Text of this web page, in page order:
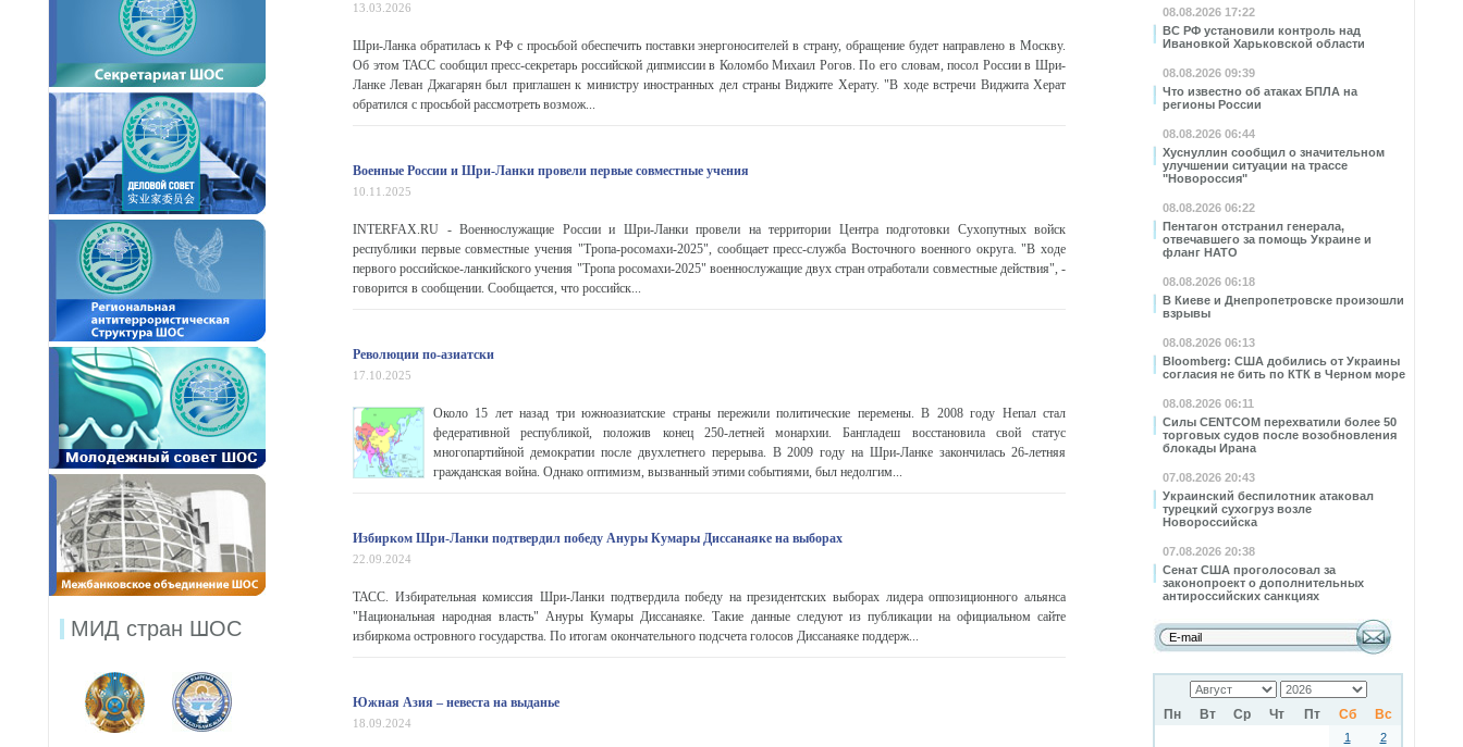
08.08.2026 17:22
ВС РФ установили контроль над
Ивановкой Харьковской области
08.08.2026 09:39
Что известно об атаках БПЛА на
регионы России
08.08.2026 06:44
Хуснуллин сообщил о значительном
улучшении ситуации на трассе
"Новороссия"
08.08.2026 06:22
Пентагон отстранил генерала,
отвечавшего за помощь Украине и
фланг НАТО
08.08.2026 06:18
В Киеве и Днепропетровске произошли
взрывы
08.08.2026 06:13
Bloomberg: США добились от Украины
согласия не бить по КТК в Черном море
08.08.2026 06:11
Силы CENTCOM перехватили более 50
торговых судов после возобновления
блокады Ирана
07.08.2026 20:43
Украинский беспилотник атаковал
турецкий сухогруз возле
Новороссийска
07.08.2026 20:38
Сенат США проголосовал за
законопроект о дополнительных
антироссийских санкциях
Пн Вт Ср Чт Пт Сб Вс
1
2
МИД стран ШОС
13.03.2026
Шри-Ланка обратилась к РФ с просьбой обеспечить поставки энергоносителей в страну, обращение будет направлено в Москву.
Об этом ТАСС сообщил пресс-секретарь российской дипмиссии в Коломбо Михаил Рогов. По его словам, посол России в Шри-
Ланке Леван Джагарян был приглашен к министру иностранных дел страны Виджите Херату. "В ходе встречи Виджита Херат
обратился с просьбой рассмотреть возмож...
Военные России и Шри-Ланки провели первые совместные учения
10.11.2025
INTERFAX.RU - Военнослужащие России и Шри-Ланки провели на территории Центра подготовки Сухопутных войск
республики первые совместные учения "Тропа-росомахи-2025", сообщает пресс-служба Восточного военного округа. "В ходе
первого российское-ланкийского учения "Тропа росомахи-2025" военнослужащие двух стран отработали совместные действия", -
говорится в сообщении. Сообщается, что российск...
Революции по-азиатски
17.10.2025
Около 15 лет назад три южноазиатские страны пережили политические перемены. В 2008 году Непал стал
федеративной республикой, положив конец 250-летней монархии. Бангладеш восстановила свой статус
многопартийной демократии после двухлетнего перерыва. В 2009 году на Шри-Ланке закончилась 26-летняя
гражданская война. Однако оптимизм, вызванный этими событиями, был недолгим...
Избирком Шри-Ланки подтвердил победу Ануры Кумары Диссанаяке на выборах
22.09.2024
ТАСС. Избирательная комиссия Шри-Ланки подтвердила победу на президентских выборах лидера оппозиционного альянса
"Национальная народная власть" Ануры Кумары Диссанаяке. Такие данные следуют из публикации на официальном сайте
избиркома островного государства. По итогам окончательного подсчета голосов Диссанаяке поддерж...
Южная Азия – невеста на выданье
18.09.2024